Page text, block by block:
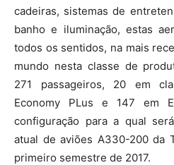
cadeiras, sistemas de
banho e iluminação, estas
todos os sentidos, na mais
mundo nesta classe de
271 passageiros, 20 em
Economy PLus e 147 em
configuração para a qual
atual de aviões A330-200 da
primeiro semestre de 2017.